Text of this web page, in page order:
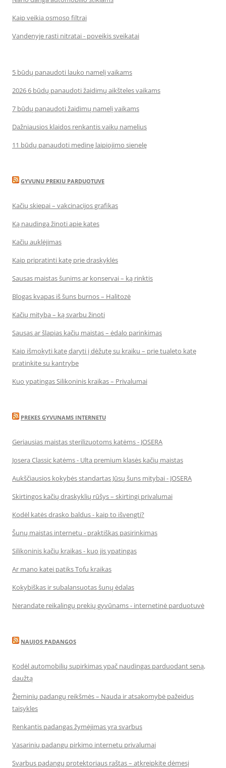
Kaip veikia osmoso filtrai
Vandenyje rasti nitratai - poveikis sveikatai
5 būdų panaudoti lauko namelį vaikams
2026 6 būdų panaudoti žaidimų aikšteles vaikams
7 būdų panaudoti žaidimų namelį vaikams
Dažniausios klaidos renkantis vaikų namelius
11 būdų panaudoti medinę laipiojimo sienelę
GYVUNU PREKIU PARDUOTUVE
Kačių skiepai – vakcinacijos grafikas
Ką naudinga žinoti apie kates
Kačių auklėjimas
Kaip pripratinti katę prie draskyklės
Sausas maistas šunims ar konservai – ką rinktis
Blogas kvapas iš šuns burnos – Halitozė
Kačių mityba – ką svarbu žinoti
Sausas ar šlapias kačių maistas – ėdalo parinkimas
Kaip išmokyti katę daryti į dėžutę su kraiku – prie tualeto katę
pratinkite su kantrybe
Kuo ypatingas Silikoninis kraikas – Privalumai
PREKES GYVUNAMS INTERNETU
Geriausias maistas sterilizuotoms katėms - JOSERA
Josera Classic katėms - Ulta premium klasės kačių maistas
Aukščiausios kokybės standartas Jūsų šuns mitybai - JOSERA
Skirtingos kačių draskyklių rūšys – skirtingi privalumai
Kodėl katės drasko baldus - kaip to išvengti?
Šunų maistas internetu - praktiškas pasirinkimas
Silikoninis kačių kraikas - kuo jis ypatingas
Ar mano katei patiks Tofu kraikas
Kokybiškas ir subalansuotas šunų ėdalas
Nerandate reikalingų prekių gyvūnams - internetinė parduotuvė
NAUJOS PADANGOS
Kodėl automobilių supirkimas ypač naudingas parduodant seną,
daužtą
Žieminių padangų reikšmės – Nauda ir atsakomybė pažeidus
taisykles
Renkantis padangas žymėjimas yra svarbus
Vasarinių padangų pirkimo internetu privalumai
Svarbus padangų protektoriaus raštas – atkreipkite dėmesį